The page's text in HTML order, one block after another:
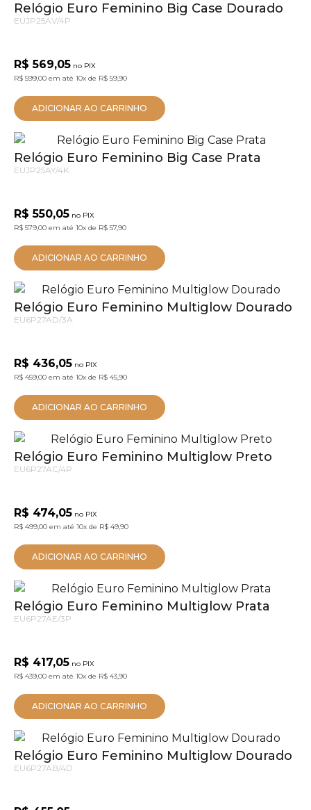
Relógio Euro Feminino Big Case Dourado
EUJP25AV/4P
R$ 569,05 no PIX
R$ 599,00 em até 10x de R$ 59,90
ADICIONAR AO CARRINHO
Relógio Euro Feminino Big Case Prata
EUJP25AY/4K
R$ 550,05 no PIX
R$ 579,00 em até 10x de R$ 57,90
ADICIONAR AO CARRINHO
Relógio Euro Feminino Multiglow Dourado
EU6P27AD/3A
R$ 436,05 no PIX
R$ 459,00 em até 10x de R$ 45,90
ADICIONAR AO CARRINHO
Relógio Euro Feminino Multiglow Preto
EU6P27AC/4P
R$ 474,05 no PIX
R$ 499,00 em até 10x de R$ 49,90
ADICIONAR AO CARRINHO
Relógio Euro Feminino Multiglow Prata
EU6P27AE/3P
R$ 417,05 no PIX
R$ 439,00 em até 10x de R$ 43,90
ADICIONAR AO CARRINHO
Relógio Euro Feminino Multiglow Dourado
EU6P27AB/4D